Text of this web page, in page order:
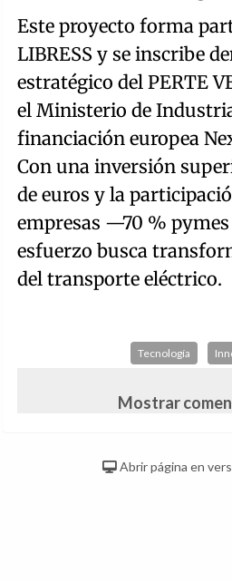
Este proyecto forma
LIBRESS y se inscribe
estratégico del PERTE
el Ministerio de
financiación europea
Con una inversión
de euros y la
empresas —70 %
esfuerzo busca
del transporte eléctrico.
Tecnología
Mostrar
Abrir página en